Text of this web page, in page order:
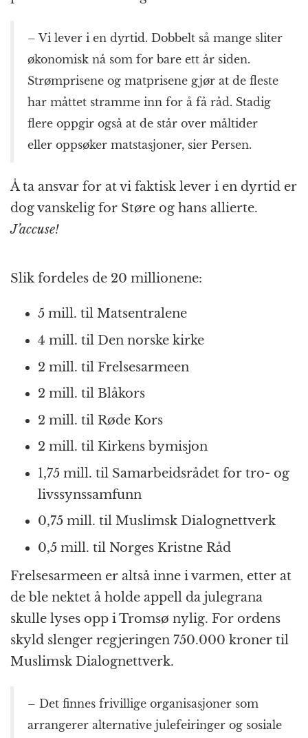
– Vi lever i en dyrtid. Dobbelt så mange sliter
økonomisk nå som for bare ett år siden.
Strømprisene og matprisene gjør at de fleste
har måttet stramme inn for å få råd. Stadig
flere oppgir også at de står over måltider
eller oppsøker matstasjoner, sier Persen.
Å ta ansvar for at vi faktisk lever i en dyrtid er
dog vanskelig for Støre og hans allierte.
J’accuse!
Slik fordeles de 20 millionene:
5 mill. til Matsentralene
4 mill. til Den norske kirke
2 mill. til Frelsesarmeen
2 mill. til Blåkors
2 mill. til Røde Kors
2 mill. til Kirkens bymisjon
1,75 mill. til Samarbeidsrådet for tro- og
livssynssamfunn
0,75 mill. til Muslimsk Dialognettverk
0,5 mill. til Norges Kristne Råd
Frelsesarmeen er altså inne i varmen, etter at
de ble nektet å holde appell da julegrana
skulle lyses opp i Tromsø nylig. For ordens
skyld slenger regjeringen 750.000 kroner til
Muslimsk Dialognettverk.
– Det finnes frivillige organisasjoner som
arrangerer alternative julefeiringer og sosiale